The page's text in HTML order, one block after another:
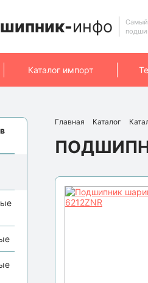
инфо
Самый
Каталог импорт
Главная Каталог